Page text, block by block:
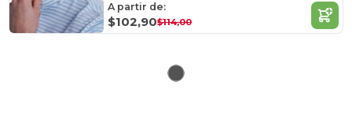
A partir de:
$102,90$114,00